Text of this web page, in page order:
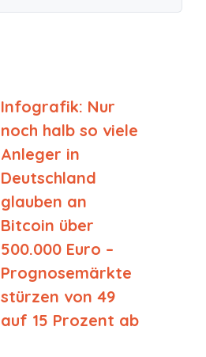
Infografik: Nur
noch halb so viele
Anleger in
Deutschland
glauben an
Bitcoin über
500.000 Euro –
Prognosemärkte
stürzen von 49
auf 15 Prozent ab